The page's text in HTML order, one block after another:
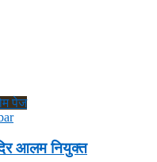
पेज
आलम नियुक्त